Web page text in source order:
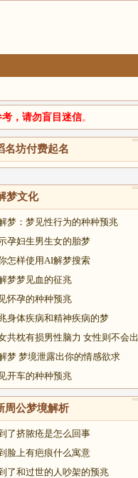
，请勿盲目迷信。
名坊付费起名
梦文化
梦：梦见性行为的种种预兆
孕妇生男生女的胎梦
怎样使用AI解梦搜索
梦梦见血的征兆
怀孕的种种预兆
身体疾病和精神疾病的梦
共枕有损男性脑力 女性则不会出
梦 梦境泄露出你的情感欲求
开车的种种预兆
周公梦境解析
了挤脓疮是怎么回事
脸上有疤痕什么寓意
了和过世的人吵架的预兆